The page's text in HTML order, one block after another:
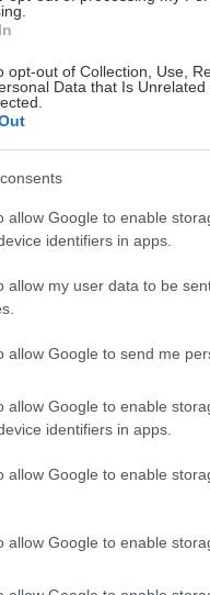
opt-out of Collection, Use,
Data that Is
allow Google to enable
identifiers in apps.
allow my user data to be
allow Google to send me
allow Google to enable
identifiers in apps.
allow Google to enable
allow Google to enable
februára 2018
maková
a malinami
na jazyku
ktorý môžete spomínať
torta s
orechová plnka
s malinami.
septembra 2014